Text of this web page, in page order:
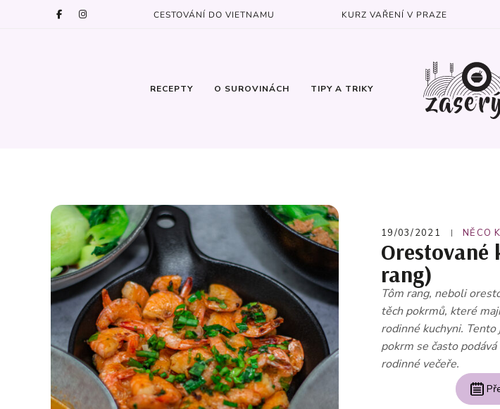
CESTOVÁNÍ DO VIETNAMU KURZ VAŘENÍ V PRAZE
RECEPTY O SUROVINÁCH TIPY A TRIKY
19/03/2021 NĚCO
Orestované
rang)
Tôm rang, neboli
těch pokrmů, které
rodinné kuchyni.
pokrm se často
rodinné večeře.